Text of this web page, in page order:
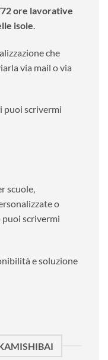
ore lavorative
isole
che
via mail o via
puoi scrivermi
scuole,
o
scrivermi
e soluzione